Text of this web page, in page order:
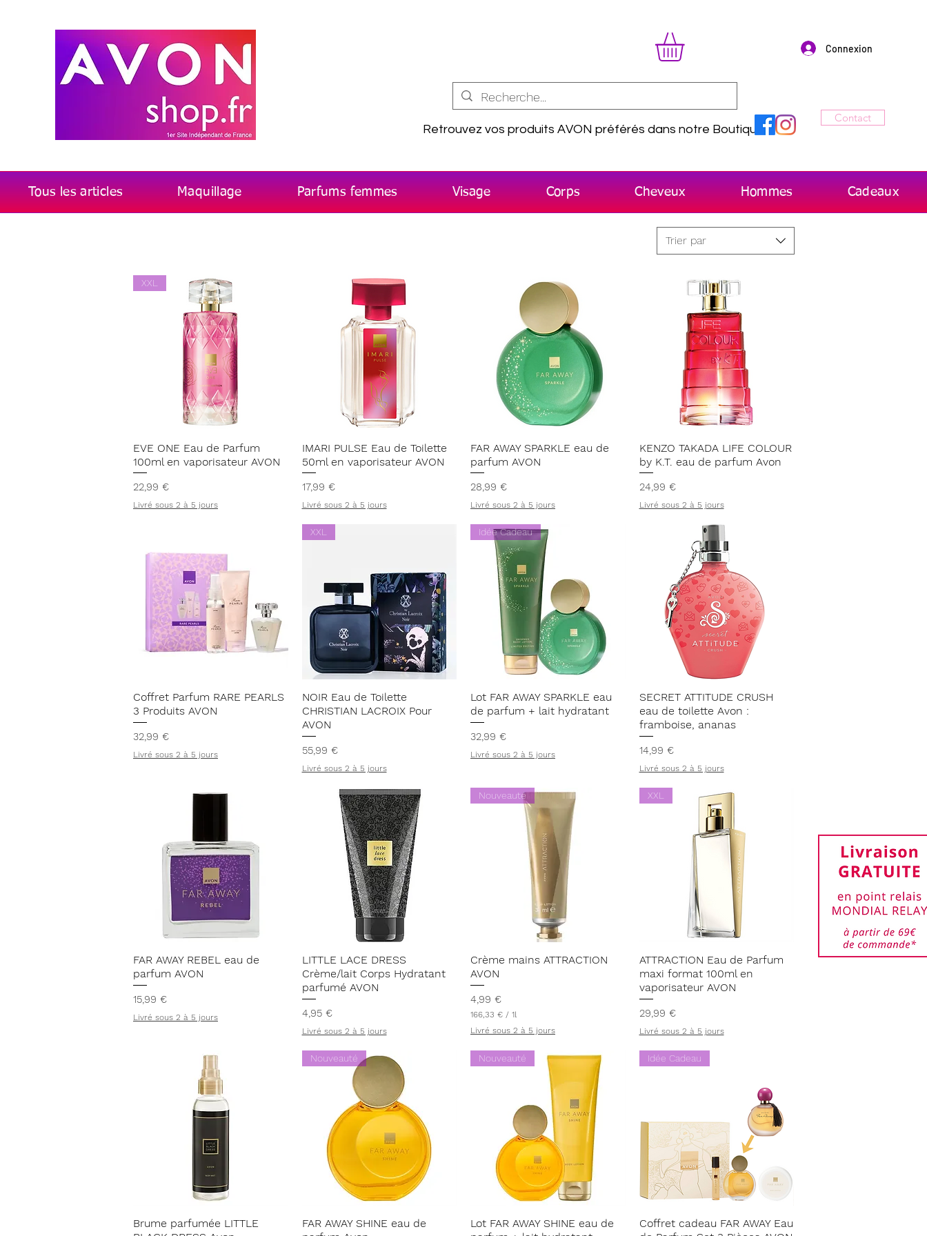
Retrouvez vos produits AVON préférés dans notre Boutique
Connexion
Contact
Tous les articles Maquillage Parfums femmes Visage Corps Cheveux Hommes Cadeaux
Trier par
Aperçu rapide
XXL
EVE ONE Eau de Parfum
100ml en vaporisateur AVON
Prix
22,99 €
Livré sous 2 à 5 jours
Aperçu rapide
IMARI PULSE Eau de Toilette
50ml en vaporisateur AVON
Prix
17,99 €
Livré sous 2 à 5 jours
Aperçu rapide
FAR AWAY SPARKLE eau de
parfum AVON
Prix
28,99 €
Livré sous 2 à 5 jours
Aperçu rapide
KENZO TAKADA LIFE COLOUR
by K.T. eau de parfum Avon
Prix
24,99 €
Livré sous 2 à 5 jours
Aperçu rapide
Coffret Parfum RARE PEARLS
3 Produits AVON
Prix
32,99 €
Livré sous 2 à 5 jours
Aperçu rapide
XXL
NOIR Eau de Toilette
CHRISTIAN LACROIX Pour
AVON
Prix
55,99 €
Livré sous 2 à 5 jours
Aperçu rapide
Idée Cadeau
Lot FAR AWAY SPARKLE eau
de parfum + lait hydratant
Prix
32,99 €
Livré sous 2 à 5 jours
Aperçu rapide
SECRET ATTITUDE CRUSH
eau de toilette Avon :
framboise, ananas
Prix
14,99 €
Livré sous 2 à 5 jours
Aperçu rapide
FAR AWAY REBEL eau de
parfum AVON
Prix
15,99 €
Livré sous 2 à 5 jours
Aperçu rapide
LITTLE LACE DRESS
Crème/lait Corps Hydratant
parfumé AVON
Prix
4,95 €
Livré sous 2 à 5 jours
Aperçu rapide
Nouveauté
Crème mains ATTRACTION
AVON
Prix
4,99 €
166,33 € / 1l
6
3
Livré sous 2 à 5 jours
Aperçu rapide
XXL
ATTRACTION Eau de Parfum
maxi format 100ml en
vaporisateur AVON
Prix
29,99 €
Livré sous 2 à 5 jours
Aperçu rapide
Brume parfumée LITTLE
Aperçu rapide
Nouveauté
FAR AWAY SHINE eau de
Aperçu rapide
Nouveauté
Lot FAR AWAY SHINE eau de
Aperçu rapide
Idée Cadeau
Coffret cadeau FAR AWAY Eau